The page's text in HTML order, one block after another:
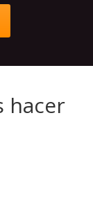
hacer